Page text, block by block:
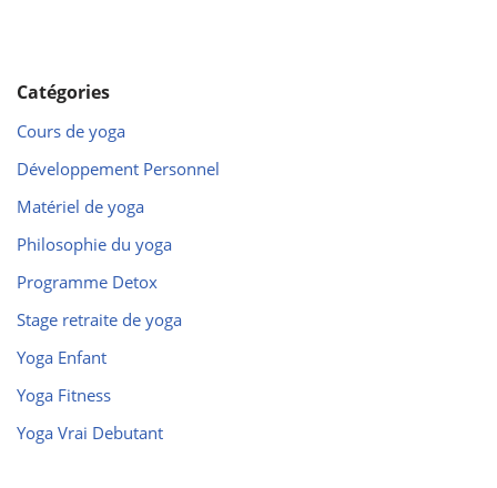
Catégories
Cours de yoga
Développement Personnel
Matériel de yoga
Philosophie du yoga
Programme Detox
Stage retraite de yoga
Yoga Enfant
Yoga Fitness
Yoga Vrai Debutant